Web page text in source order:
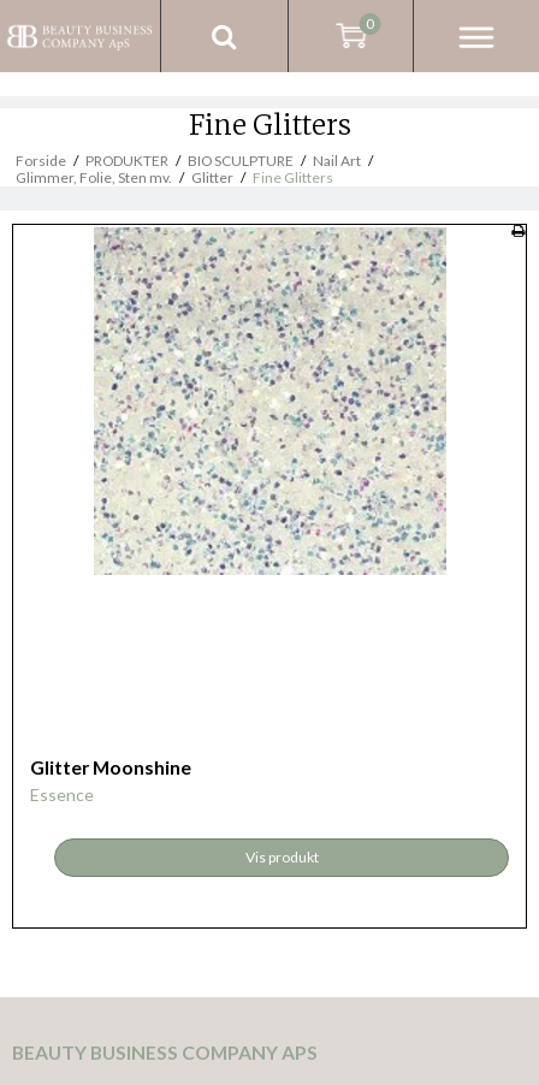
Fine Glitters
Forside / PRODUKTER / BIO SCULPTURE / Nail Art /
Glimmer, Folie, Sten mv. / Glitter / Fine Glitters
Glitter Moonshine
Essence
Vis produkt
0
BEAUTY BUSINESS COMPANY APS